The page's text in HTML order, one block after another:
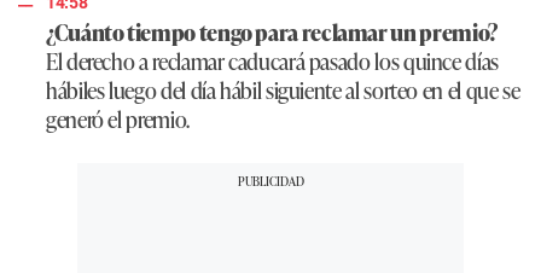
¿Cuánto tiempo tengo para reclamar un premio?
El derecho a reclamar caducará pasado los quince días
hábiles luego del día hábil siguiente al sorteo en el que se
generó el premio.